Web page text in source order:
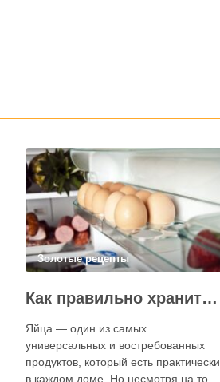
Золотые рецепты
Как правильно хранить яйца: в холодильнике или на полке?
Яйца — один из самых
универсальных и востребованных
продуктов, который есть практически
в каждом доме. Но несмотря на то,